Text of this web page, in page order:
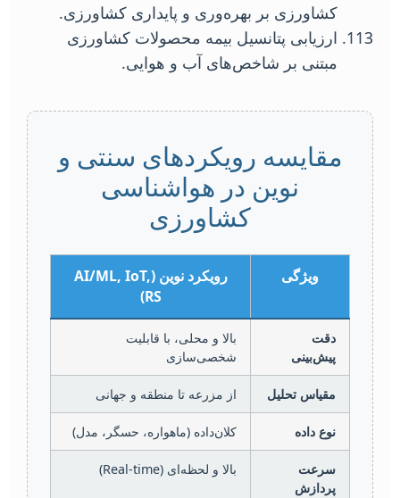
کشاورزی بر بهره‌وری و پایداری کشاورزی.
ارزیابی پتانسیل بیمه محصولات کشاورزی
مبتنی بر شاخص‌های آب و هوایی.
مقایسه رویکردهای سنتی و
نوین در هواشناسی
کشاورزی
ویژگی
رویکرد نوین (AI/ML, IoT,
RS)
دقت
پیش‌بینی
بالا و محلی، با قابلیت
شخصی‌سازی
مقیاس تحلیل از مزرعه تا منطقه و جهانی
نوع داده کلان‌داده (ماهواره، حسگر، مدل)
سرعت
پردازش
بالا و لحظه‌ای (Real-time)